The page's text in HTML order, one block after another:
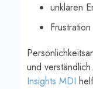
unklaren
und
Insights MDI